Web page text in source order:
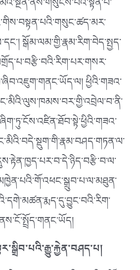
སྒོམ་ལམ་གྱི་རྣམ་རིག་བེད་སྤྱད་
ཕྱིའི་གཟའ་